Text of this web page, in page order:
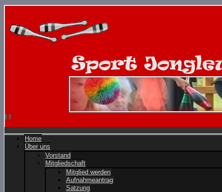
Home
Über uns
Vorstand
Mitgliedschaft
Mitglied werden
Aufnahmeantrag
Satzung